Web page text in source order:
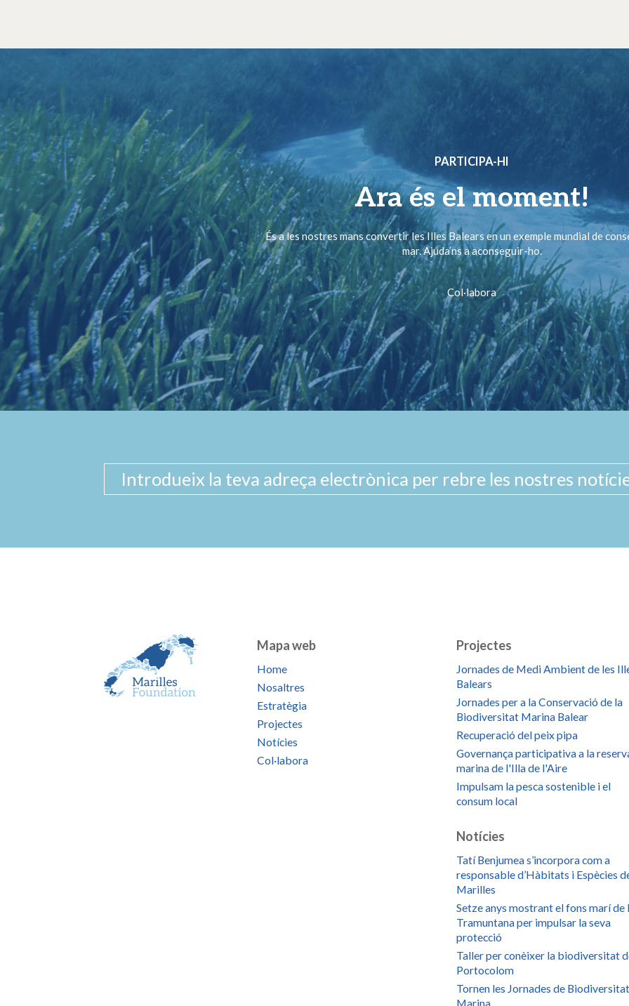
PARTICIPA-HI
Ara és el moment!
És a les nostres mans convertir les Illes Balears en un exemple mundial de
mar. Ajuda’ns a aconseguir-ho.
Col·labora
Mapa web
Home
Nosaltres
Estratègia
Projectes
Notícies
Col·labora
Projectes
Jornades de Medi Ambient de les
Balears
Jornades per a la Conservació de la
Biodiversitat Marina Balear
Recuperació del peix pipa
Governança participativa a la
marina de l'Illa de l'Aire
Impulsam la pesca sostenible i el
consum local
Notícies
Tatí Benjumea s’incorpora com a
responsable d’Hàbitats i Espècies
Marilles
Setze anys mostrant el fons marí de
Tramuntana per impulsar la seva
protecció
Taller per conèixer la biodiversitat
Portocolom
Tornen les Jornades de Biodiversitat
Marina